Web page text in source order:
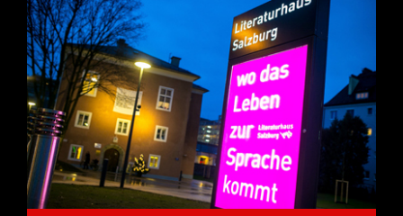
ideologischen Kontext des ausgehenden Kaiserreichs.